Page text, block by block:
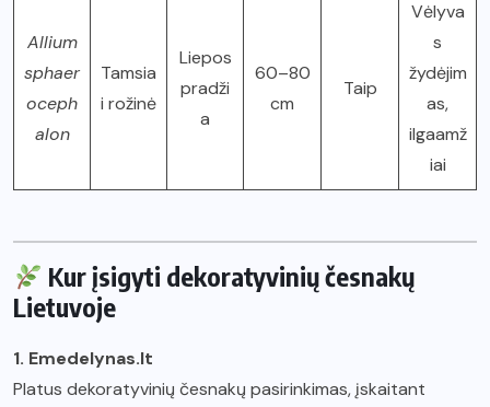
Allium
sphaer
oceph
alon
Tamsia
i rožinė
Liepos
pradži
a
60–80
cm
Taip
Vėlyva
s
žydėjim
as,
ilgaamž
iai
Kur įsigyti dekoratyvinių česnakų
Lietuvoje
1. Emedelynas.lt
Platus dekoratyvinių česnakų pasirinkimas, įskaitant